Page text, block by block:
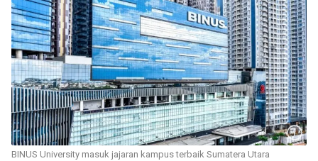
BINUS University masuk jajaran kampus terbaik Sumatera Utara